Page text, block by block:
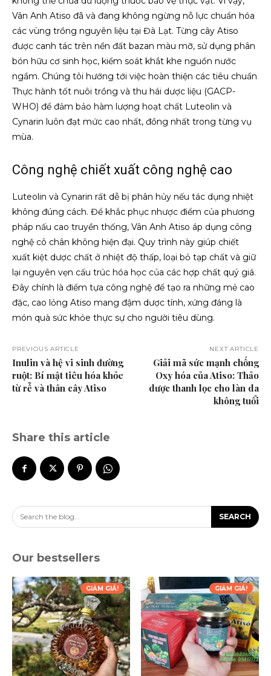
Vân Anh Atiso đã và đang không ngừng nỗ lực chuẩn hóa
các vùng trồng nguyên liệu tại Đà Lạt. Từng cây Atiso
được canh tác trên nền đất bazan màu mỡ, sử dụng phân
bón hữu cơ sinh học, kiểm soát khắt khe nguồn nước
ngầm. Chúng tôi hướng tới việc hoàn thiện các tiêu chuẩn
Thực hành tốt nuôi trồng và thu hái dược liệu (GACP-
WHO) để đảm bảo hàm lượng hoạt chất Luteolin và
Cynarin luôn đạt mức cao nhất, đồng nhất trong từng vụ
mùa.
Công nghệ chiết xuất công nghệ cao
Luteolin và Cynarin rất dễ bị phân hủy nếu tác dụng nhiệt
không đúng cách. Để khắc phục nhược điểm của phương
pháp nấu cao truyền thống, Vân Anh Atiso áp dụng công
nghệ cô chân không hiện đại. Quy trình này giúp chiết
xuất kiệt dược chất ở nhiệt độ thấp, loại bỏ tạp chất và giữ
lại nguyên vẹn cấu trúc hóa học của các hợp chất quý giá.
Đây chính là điểm tựa công nghệ để tạo ra những mẻ cao
đặc, cao lỏng Atiso mang đậm dược tính, xứng đáng là
món quà sức khỏe thực sự cho người tiêu dùng.
PREVIOUS ARTICLE
Inulin và hệ vi sinh đường
ruột: Bí mật tiêu hóa khỏe
từ rễ và thân cây Atiso
NEXT ARTICLE
Giải mã sức mạnh chống
Oxy hóa của Atiso: Thảo
dược thanh lọc cho làn da
không tuổi
Share this article
Search the blog... SEARCH
Our bestsellers
GIẢM GIÁ! GIẢM GIÁ!